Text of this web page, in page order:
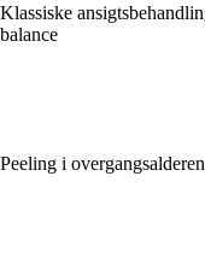
Klassiske
balance
Peeling i